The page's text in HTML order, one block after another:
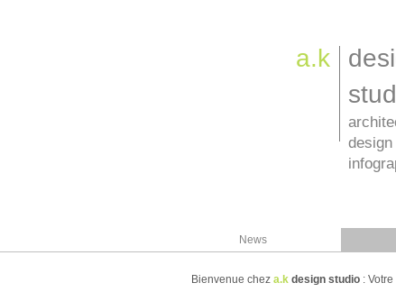
a.k
design
News
Bienvenue chez a.k design studio :